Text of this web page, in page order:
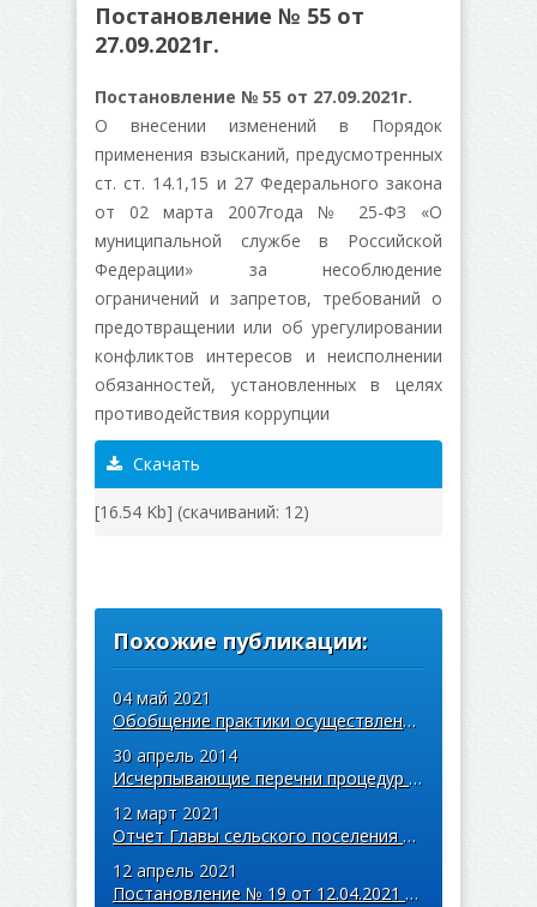
Постановление № 55 от
27.09.2021г.
Постановление № 55 от 27.09.2021г.
О внесении изменений в Порядок
применения взысканий, предусмотренных
ст. ст. 14.1,15 и 27 Федерального закона
от 02 марта 2007года № 25-ФЗ «О
муниципальной службе в Российской
Федерации» за несоблюдение
ограничений и запретов, требований о
предотвращении или об урегулировании
конфликтов интересов и неисполнении
обязанностей, установленных в целях
противодействия коррупции
Скачать
[16.54 Kb] (cкачиваний: 12)
Похожие публикации:
04 май 2021
Обобщение практики осуществления муниципального контроля
30 апрель 2014
Исчерпывающие перечни процедур в сфере строительства и ЖКХ
12 март 2021
Отчет Главы сельского поселения Арзамасцевка об итогах
12 апрель 2021
Постановление № 19 от 12.04.2021 года